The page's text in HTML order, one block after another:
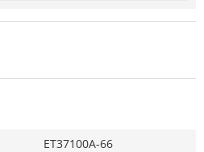
ET37100A-66